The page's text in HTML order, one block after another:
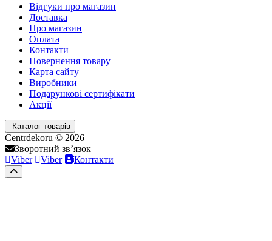
Відгуки про магазин
Доставка
Про магазин
Оплата
Контакти
Повернення товару
Карта сайту
Виробники
Подарункові сертифікати
Акції
Каталог товарів
Centrdekoru © 2026
Зворотний зв’язок
Viber
Viber Контакти